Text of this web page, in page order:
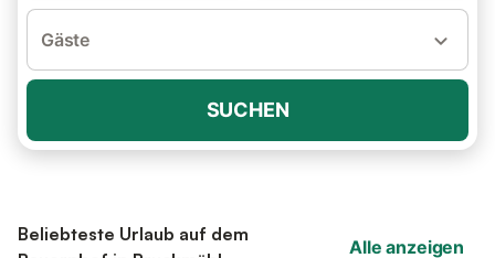
Gäste
SUCHEN
Beliebteste Urlaub auf dem
Alle anzeigen